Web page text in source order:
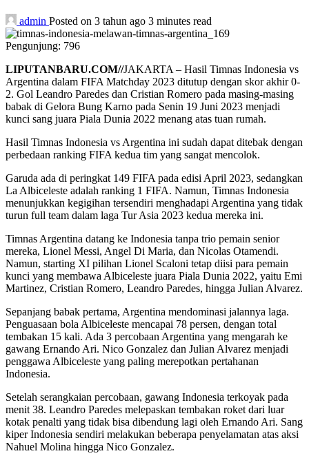
admin Posted on 3 tahun ago 3 minutes read
Pengunjung: 796
LIPUTANBARU.COM//JAKARTA – Hasil Timnas Indonesia vs
Argentina dalam FIFA Matchday 2023 ditutup dengan skor akhir 0-
2. Gol Leandro Paredes dan Cristian Romero pada masing-masing
babak di Gelora Bung Karno pada Senin 19 Juni 2023 menjadi
kunci sang juara Piala Dunia 2022 menang atas tuan rumah.
Hasil Timnas Indonesia vs Argentina ini sudah dapat ditebak dengan
perbedaan ranking FIFA kedua tim yang sangat mencolok.
Garuda ada di peringkat 149 FIFA pada edisi April 2023, sedangkan
La Albiceleste adalah ranking 1 FIFA. Namun, Timnas Indonesia
menunjukkan kegigihan tersendiri menghadapi Argentina yang tidak
turun full team dalam laga Tur Asia 2023 kedua mereka ini.
Timnas Argentina datang ke Indonesia tanpa trio pemain senior
mereka, Lionel Messi, Angel Di Maria, dan Nicolas Otamendi.
Namun, starting XI pilihan Lionel Scaloni tetap diisi para pemain
kunci yang membawa Albiceleste juara Piala Dunia 2022, yaitu Emi
Martinez, Cristian Romero, Leandro Paredes, hingga Julian Alvarez.
Sepanjang babak pertama, Argentina mendominasi jalannya laga.
Penguasaan bola Albiceleste mencapai 78 persen, dengan total
tembakan 15 kali. Ada 3 percobaan Argentina yang mengarah ke
gawang Ernando Ari. Nico Gonzalez dan Julian Alvarez menjadi
penggawa Albiceleste yang paling merepotkan pertahanan
Indonesia.
Setelah serangkaian percobaan, gawang Indonesia terkoyak pada
menit 38. Leandro Paredes melepaskan tembakan roket dari luar
kotak penalti yang tidak bisa dibendung lagi oleh Ernando Ari. Sang
kiper Indonesia sendiri melakukan beberapa penyelamatan atas aksi
Nahuel Molina hingga Nico Gonzalez.